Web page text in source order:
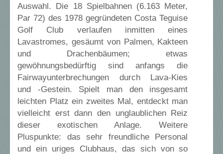
Auswahl. Die 18 Spielbahnen (6.163 Meter,
Par 72) des 1978 gegründeten Costa Teguise
Golf Club verlaufen inmitten eines
Lavastromes, gesäumt von Palmen, Kakteen
und Drachenbäumen; etwas
gewöhnungsbedürftig sind anfangs die
Fairwayunterbrechungen durch Lava-Kies
und -Gestein. Spielt man den insgesamt
leichten Platz ein zweites Mal, entdeckt man
vielleicht erst dann den unglaublichen Reiz
dieser exotischen Anlage. Weitere
Pluspunkte: das sehr freundliche Personal
und ein uriges Clubhaus, das sich von so